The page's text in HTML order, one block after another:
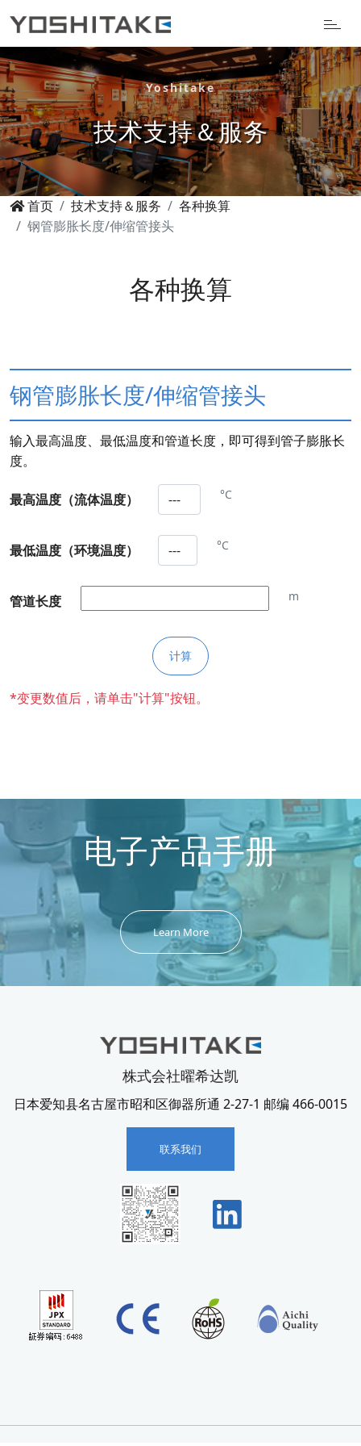
Yoshitake
技术支持＆服务
首页 技术支持＆服务
各种换算
钢管膨胀长度/伸缩管接头
各种换算
钢管膨胀长度/伸缩管接头
输入最高温度、最低温度和管道长度，即可得到管子膨胀长
度。
最高温度（流体温度） °C
最低温度（环境温度） °C
管道长度 m
*变更数值后，请单击"计算"按钮。
电子产品手册
Learn More
株式会社曜希达凯
日本爱知县名古屋市昭和区御器所通 2-27-1 邮编 466-0015
联系我们